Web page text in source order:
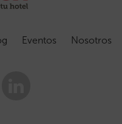
Eventos Nosotros